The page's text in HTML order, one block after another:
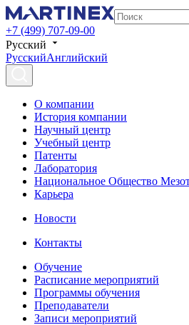
+7 (499) 707-09-00
Русский
РусскийАнглийский
О компании
История компании
Научный центр
Учебный центр
Патенты
Лаборатория
Национальное Общество
Карьера
Новости
Контакты
Обучение
Расписание мероприятий
Программы обучения
Преподаватели
Записи мероприятий